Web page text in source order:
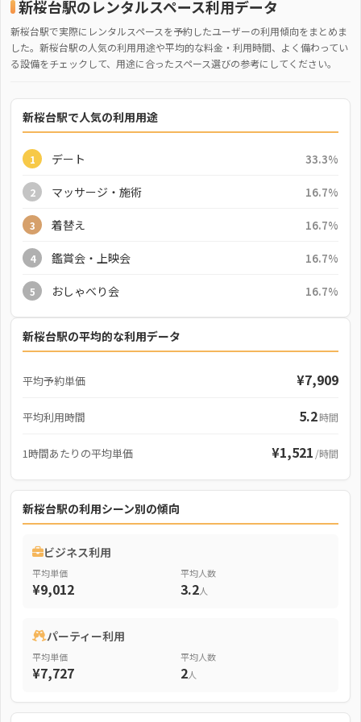
新桜台駅のレンタルスペース利用データ
新桜台駅で実際にレンタルスペースを予約したユーザーの利用傾向をまとめま
した。新桜台駅の人気の利用用途や平均的な料金・利用時間、よく備わってい
る設備をチェックして、用途に合ったスペース選びの参考にしてください。
新桜台駅で人気の利用用途
1 デート 33.3%
2 マッサージ・施術 16.7%
3 着替え 16.7%
4 鑑賞会・上映会 16.7%
5 おしゃべり会 16.7%
新桜台駅の平均的な利用データ
平均予約単価 ¥7,909
平均利用時間 5.2時間
1時間あたりの平均単価 ¥1,521 /時間
新桜台駅の利用シーン別の傾向
ビジネス利用
平均単価
¥9,012
平均人数
3.2人
パーティー利用
平均単価
¥7,727
平均人数
2人